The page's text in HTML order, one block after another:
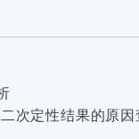
次定性结果的原